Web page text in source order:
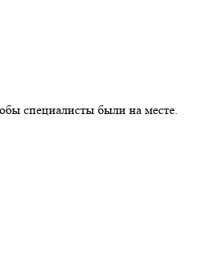
специалисты были на месте.